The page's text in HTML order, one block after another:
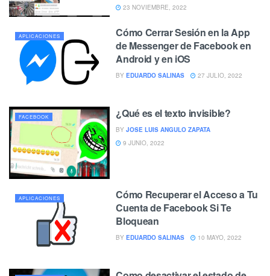
23 NOVIEMBRE, 2022
APLICACIONES
Cómo Cerrar Sesión en la App
de Messenger de Facebook en
Android y en iOS
BY EDUARDO SALINAS 27 JULIO, 2022
FACEBOOK ¿Qué es el texto invisible?
BY JOSE LUIS ANGULO ZAPATA
9 JUNIO, 2022
APLICACIONES
Cómo Recuperar el Acceso a Tu
Cuenta de Facebook Si Te
Bloquean
BY EDUARDO SALINAS 10 MAYO, 2022